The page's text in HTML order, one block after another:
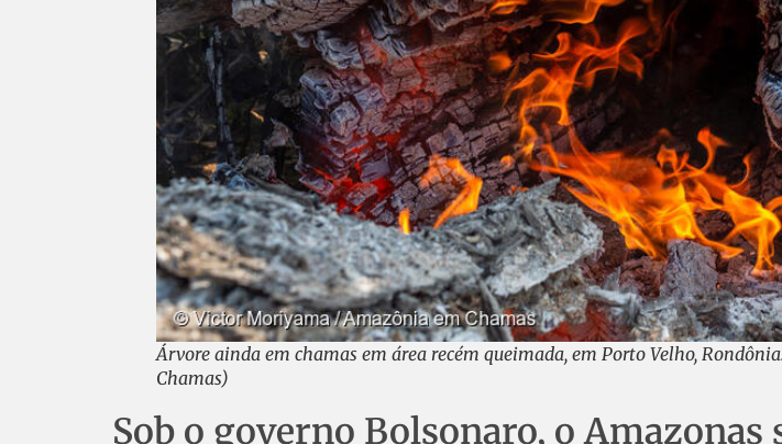
Árvore ainda em chamas em área recém queimada, em Porto Velho,
Chamas)
Sob o governo Bolsonaro, o Amazonas